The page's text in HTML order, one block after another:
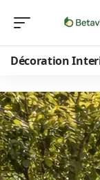
Décoration